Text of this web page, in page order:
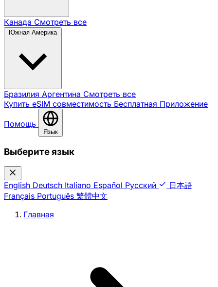
Канада Смотреть все
Южная Америка
Бразилия Аргентина Смотреть все
Купить eSIM совместимость Бесплатная Приложение
Помощь
Язык
Выберите язык
English Deutsch Italiano Español Русский
日本語
Français Português 繁體中文
Главная